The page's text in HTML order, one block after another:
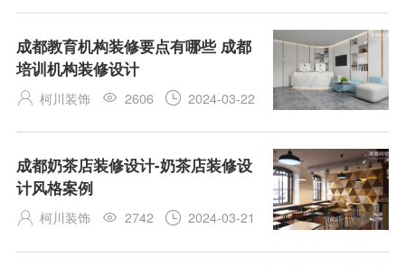
在保证火锅店整体装修设计水平的情况下，可以选择报价
相对较低的设计公司，这样火锅店的装修设计水平就能得
到有效保证。
成都教育机构装修要点有哪些 成都
培训机构装修设计
 柯川装饰  2606  2024-03-22
成都奶茶店装修设计-奶茶店装修设
计风格案例
 柯川装饰  2742  2024-03-21